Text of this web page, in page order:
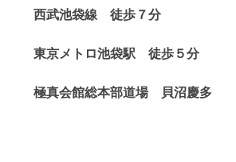
西武池袋線 徒歩７分
東京メトロ池袋駅 徒歩５分
極真会館総本部道場 貝沼慶多